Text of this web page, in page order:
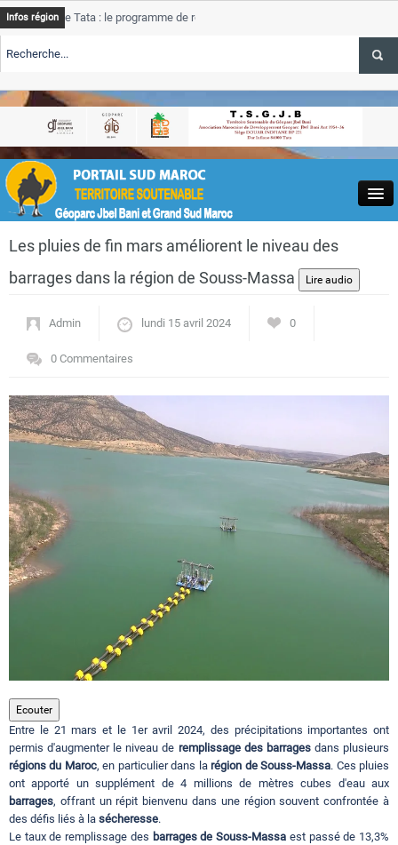
Close
Actualités
Circuits touristiques
Régions
Evenements
Contact
Infos région
de Tata : le programme de rehabilitation post-inondations
TSGJB Tourisme : l’ONMT renforce l’aerien a Dakhla et
Tata
service
TSGJB Tourisme au Maroc : Transavia renforce les vols Paris-
Les pluies de fin mars améliorent le niveau des
barrages dans la région de Souss-Massa
Admin lundi 15 avril 2024 0
0 Commentaires
Ecouter
Entre le 21 mars et le 1er avril 2024, des précipitations importantes ont
permis d'augmenter le niveau de remplissage des barragesdans plusieurs
régions du Maroc, en particulier dans larégion de Souss-Massa. Ces pluies
ont apporté un supplément de 4 millions de mètres cubes d'eau aux
barrages, offrant un répit bienvenu dans une région souvent confrontée à
des défis liés à la sécheresse.
Le taux de remplissage des barrages de Souss-Massa est passé de 13,3%